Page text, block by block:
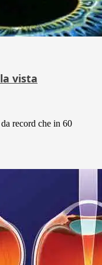
vista
record che in 60